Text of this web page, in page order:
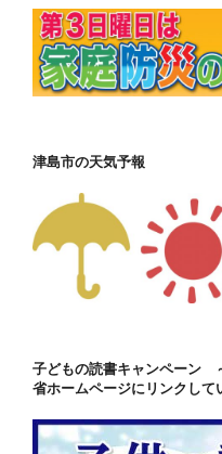
津島市の天気予報
子どもの読書キャンペーン
省ホームページにリンクして